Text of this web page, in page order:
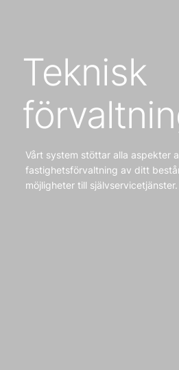
Teknisk
Vårt system stöttar alla aspekter
fastighetsförvaltning av ditt
möjligheter till självservicetjänster.